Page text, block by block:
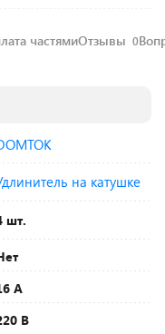
частямиОтзывы 0
на катушке
шт.
А
В